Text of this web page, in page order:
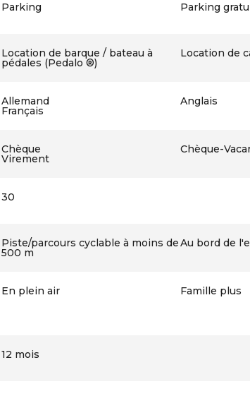
Parking Parking
Location de barque / bateau à
pédales (Pedalo ®)
Location de
Allemand Anglais
Français
Chèque Chèque-
Virement
30
Piste/parcours cyclable à moins de
500 m
Au bord de
En plein air Famille plus
12 mois